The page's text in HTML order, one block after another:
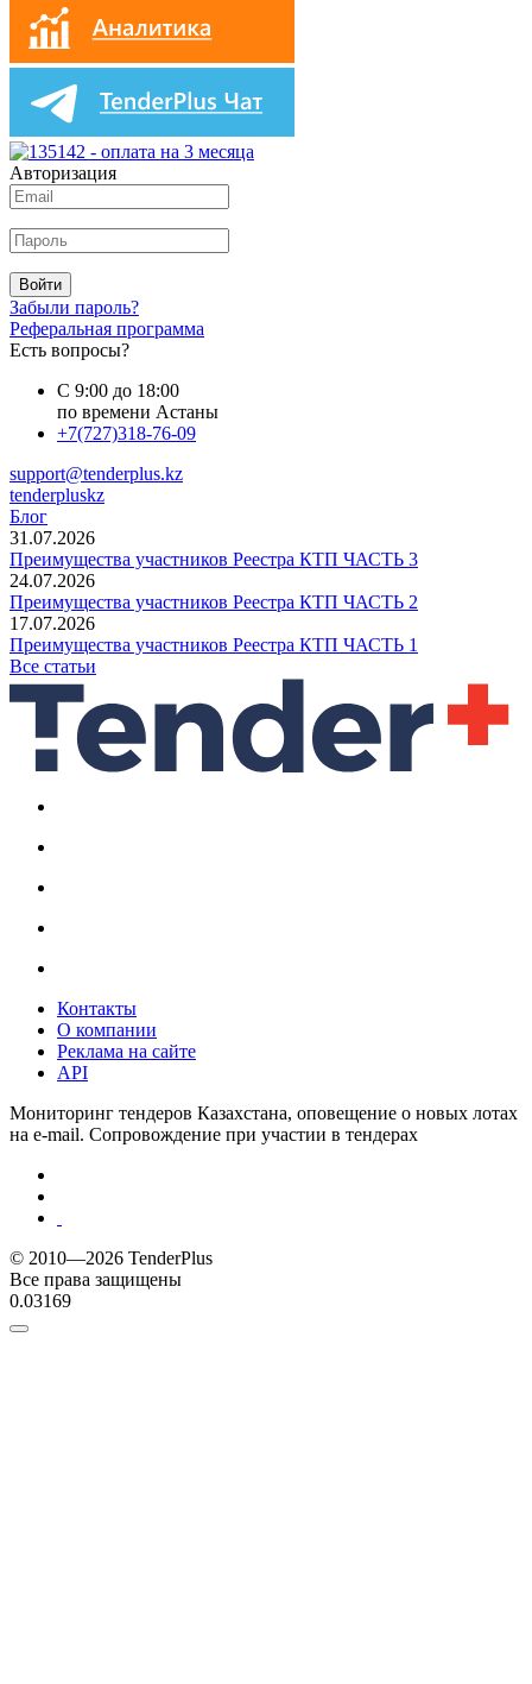
Авторизация
Войти
Забыли пароль?
Реферальная программа
Есть вопросы?
С 9:00 до 18:00
по времени Астаны
+7(727)318-76-09
support@tenderplus.kz
tenderpluskz
Блог
31.07.2026
Преимущества участников Реестра КТП ЧАСТЬ 3
24.07.2026
Преимущества участников Реестра КТП ЧАСТЬ 2
17.07.2026
Преимущества участников Реестра КТП ЧАСТЬ 1
Все статьи
Контакты
О компании
Реклама на сайте
API
Мониторинг тендеров Казахстана, оповещение о новых лотах
на e-mail. Сопровождение при участии в тендерах
© 2010—2026 TenderPlus
Все права защищены
0.03169